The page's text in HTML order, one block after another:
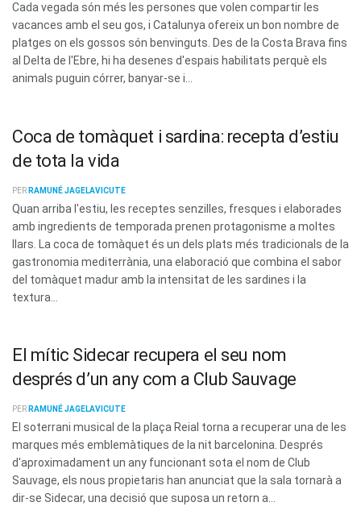
Cada vegada són més les persones que volen compartir les
vacances amb el seu gos, i Catalunya ofereix un bon nombre de
platges on els gossos són benvinguts. Des de la Costa Brava fins
al Delta de l'Ebre, hi ha desenes d'espais habilitats perquè els
animals puguin córrer, banyar-se i...
Coca de tomàquet i sardina: recepta d’estiu
de tota la vida
PER RAMUNÉ JAGELAVICUTE
Quan arriba l'estiu, les receptes senzilles, fresques i elaborades
amb ingredients de temporada prenen protagonisme a moltes
llars. La coca de tomàquet és un dels plats més tradicionals de la
gastronomia mediterrània, una elaboració que combina el sabor
del tomàquet madur amb la intensitat de les sardines i la
textura...
El mític Sidecar recupera el seu nom
després d’un any com a Club Sauvage
PER RAMUNÉ JAGELAVICUTE
El soterrani musical de la plaça Reial torna a recuperar una de les
marques més emblemàtiques de la nit barcelonina. Després
d'aproximadament un any funcionant sota el nom de Club
Sauvage, els nous propietaris han anunciat que la sala tornarà a
dir-se Sidecar, una decisió que suposa un retorn a...